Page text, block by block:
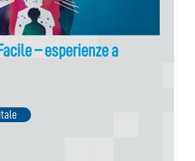
– esperienze a